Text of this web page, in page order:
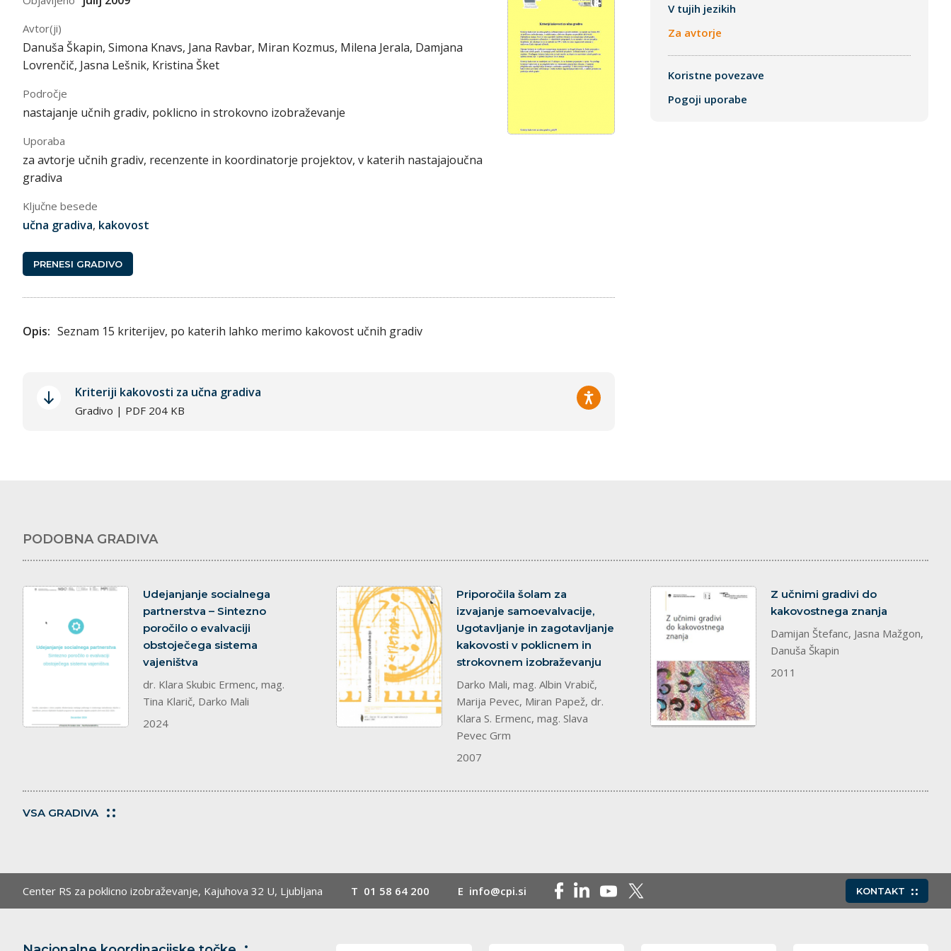
Avtor(ji)
Danuša Škapin, Simona Knavs, Jana Ravbar, Miran Kozmus, Milena Jerala, Damjana
Lovrenčič, Jasna Lešnik, Kristina Šket
Področje
nastajanje učnih gradiv, poklicno in strokovno izobraževanje
Uporaba
za avtorje učnih gradiv, recenzente in koordinatorje projektov, v katerih nastajajoučna
gradiva
Ključne besede
učna gradiva, kakovost
PRENESI GRADIVO
Opis: Seznam 15 kriterijev, po katerih lahko merimo kakovost učnih gradiv
Kriteriji kakovosti za učna gradiva
Gradivo | PDF 204 KB
V tujih jezikih
Za avtorje
Koristne povezave
Pogoji uporabe
PODOBNA GRADIVA
dokument
Udejanjanje socialnega
partnerstva – Sintezno
poročilo o evalvaciji
obstoječega sistema
vajeništva
dr. Klara Skubic Ermenc, mag.
Tina Klarič, Darko Mali
2024
dokument
Priporočila šolam za
izvajanje samoevalvacije,
Ugotavljanje in zagotavljanje
kakovosti v poklicnem in
strokovnem izobraževanju
Darko Mali, mag. Albin Vrabič,
Marija Pevec, Miran Papež, dr.
Klara S. Ermenc, mag. Slava
Pevec Grm
2007
dokument
Z učnimi gradivi do
kakovostnega znanja
Damijan Štefanc, Jasna Mažgon,
Danuša Škapin
2011
VSA GRADIVA
Center RS za poklicno izobraževanje, Kajuhova 32 U, Ljubljana T 01 58 64 200 E info@cpi.si KONTAKT